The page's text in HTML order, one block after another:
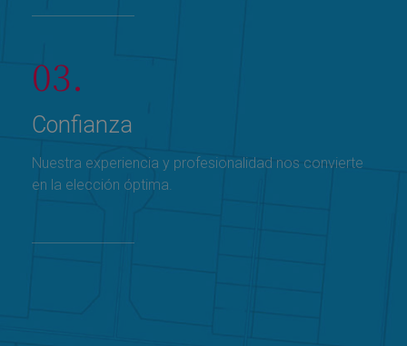
03.
Confianza
Nuestra experiencia y profesionalidad nos convierte
en la elección óptima.